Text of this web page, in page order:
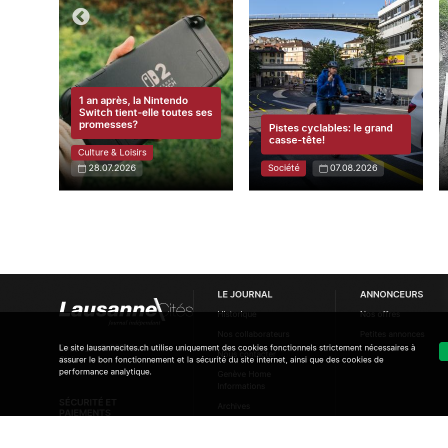
1 an après, la Nintendo
Switch tient-elle toutes ses
promesses?
Culture & Loisirs
28.07.2026
Pistes cyclables: le grand
casse-tête!
Société 07.08.2026
Copyright © 2024 Lausanne
Cités
LE JOURNAL
Historique
Nous contacter
ANNONCEURS
Nos offres
Le site lausannecites.ch utilise uniquement des cookies fonctionnels strictement nécessaires à
assurer le bon fonctionnement et la sécurité du site internet, ainsi que des cookies de
performance analytique.